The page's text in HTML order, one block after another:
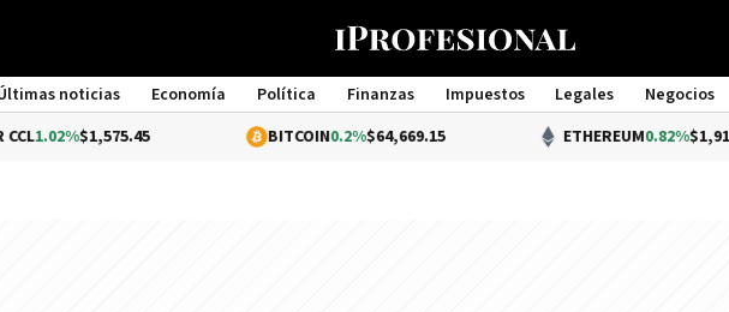
noticias Economía Política Finanzas Impuestos Legales Negocios
Management
BITCOIN0.2%$64,669.15 ETHEREUM 0.82%$1,913.26